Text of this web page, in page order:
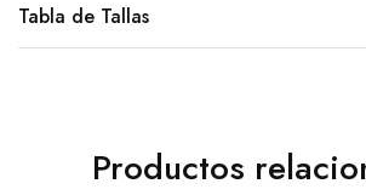
Tabla de Tallas
Productos